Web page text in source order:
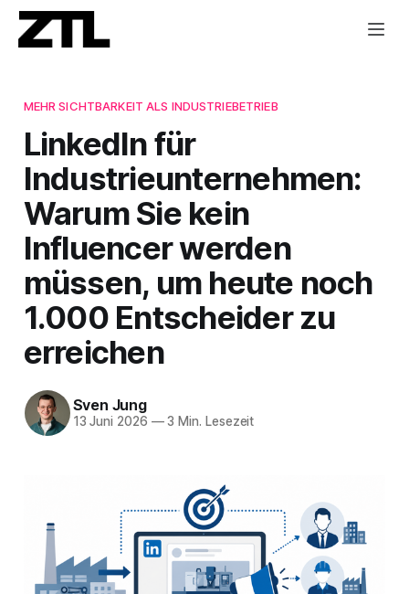
MEHR SICHTBARKEIT ALS INDUSTRIEBETRIEB
LinkedIn für
Industrieunternehmen:
Warum Sie kein
Influencer werden
müssen, um heute noch
1.000 Entscheider zu
erreichen
Sven Jung
13 Juni 2026 —3 Min. Lesezeit